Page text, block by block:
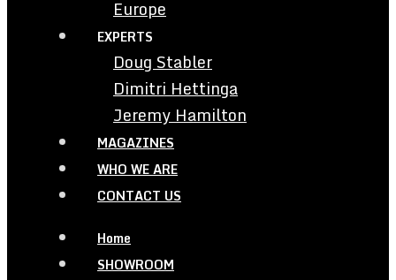
Europe
EXPERTS
Doug Stabler
Dimitri Hettinga
Jeremy Hamilton
MAGAZINES
WHO WE ARE
CONTACT US
Home
SHOWROOM